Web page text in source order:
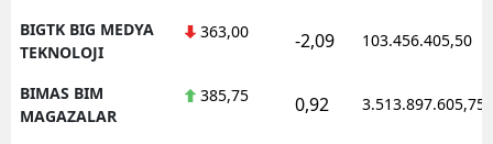
BIGTK BIG MEDYA
TEKNOLOJI
363,00 -2,09 103.456.405,50
BIMAS BIM
MAGAZALAR
385,75 0,92 3.513.897.605,75